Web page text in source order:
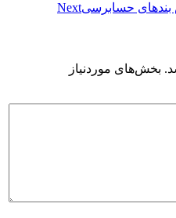
حسابرسیNext
بخش‌های موردنیاز